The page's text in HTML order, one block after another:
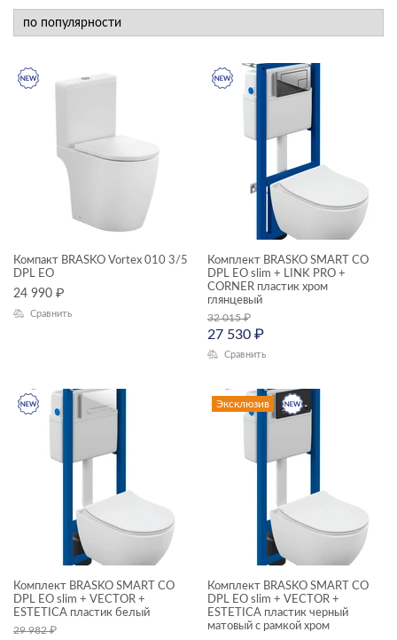
новинка
душевое оборудование
инсталляции и комплекты
Комплекты смесителей
смесители
унитазы подвесные
унитазы-компакты
ГАБАРИТЫ
Компакт BRASKO Vortex 010 3/5
DPL EO
24 990 ₽
Сравнить
Комплект BRASKO SMART CO
DPL EO slim + LINK PRO +
CORNER пластик хром
глянцевый
32 015₽
27 530 ₽
Сравнить
Комплект BRASKO SMART CO
DPL EO slim + VECTOR +
ESTETICA пластик белый
29 982₽
Эксклюзив
Комплект BRASKO SMART CO
DPL EO slim + VECTOR +
ESTETICA пластик черный
матовый с рамкой хром